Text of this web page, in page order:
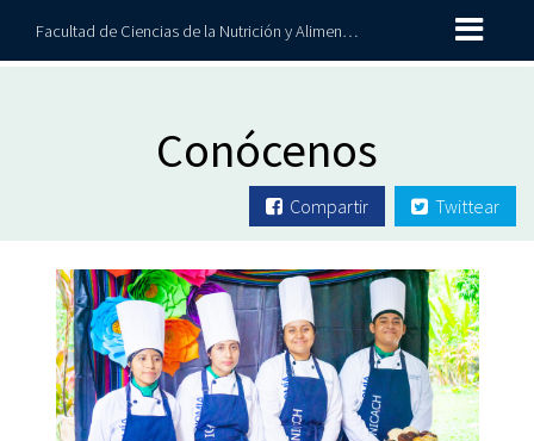
Facultad de Ciencias de la Nutrición y Alimentos
Conócenos
Compartir Twittear